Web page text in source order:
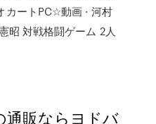
ートPC☆動画 · 河村
昭 対戦格闘ゲーム 2人
通販ならヨドバ